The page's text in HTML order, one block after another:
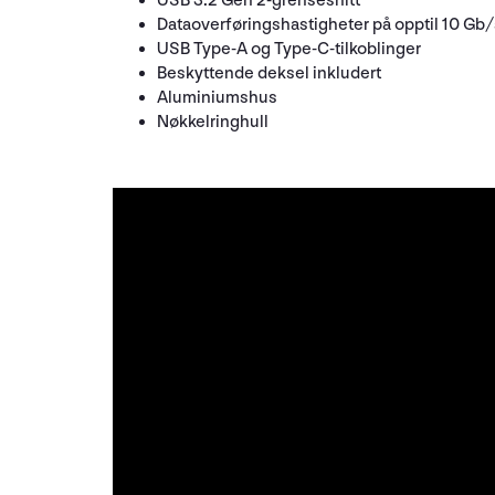
Dataoverføringshastigheter på opptil 10
USB Type-A og Type-C-tilkoblinger
Beskyttende deksel inkludert
Aluminiumshus
Nøkkelringhull